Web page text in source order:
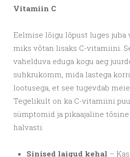
Vitamiin C
Eelmise lõigu lõpust luges juba
miks võtan lisaks C-vitamiini.
vahelduva eduga kogu aeg
suhkrukomm, mida lastega
lootusega, et see tugevdab
Tegelikult on ka C-vitamiini
sümptomid ja pikaajaline
halvasti:
Sinised laigud kehal –